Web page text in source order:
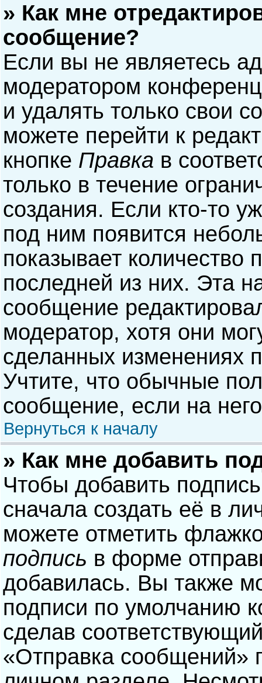
» Как мне
сообщение?
Если вы не являетесь
модератором
и удалять только свои
можете перейти к
кнопке Правка в
только в течение
создания. Если кто-то
под ним появится
показывает количество
последней из них. Эта
сообщение
модератор, хотя они
сделанных изменениях
Учтите, что обычные
сообщение, если на
Вернуться к началу
» Как мне добавить
Чтобы добавить
сначала создать её в
можете отметить
подпись в форме
добавилась. Вы также
подписи по умолчанию
сделав
«Отправка сообщений»